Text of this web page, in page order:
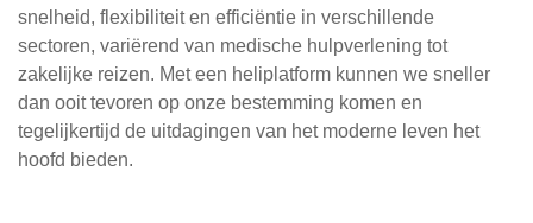
snelheid, flexibiliteit en efficiëntie in verschillende
sectoren, variërend van medische hulpverlening tot
zakelijke reizen. Met een heliplatform kunnen we sneller
dan ooit tevoren op onze bestemming komen en
tegelijkertijd de uitdagingen van het moderne leven het
hoofd bieden.